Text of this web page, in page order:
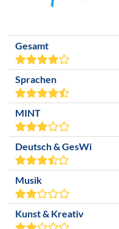
Gesamt
Sprachen
MINT
Deutsch & GesWi
Musik
Kunst & Kreativ